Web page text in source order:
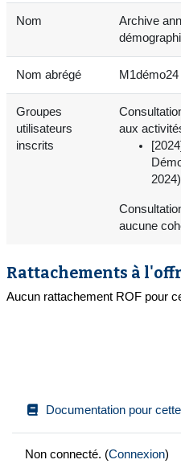
Nom
Archive
Nom abrégé M1démo24
Groupes
utilisateurs
inscrits
aux
2024)
aucune
Rattachements à
Aucun rattachement ROF pour
Documentation pour
Non connecté. (Connexion)